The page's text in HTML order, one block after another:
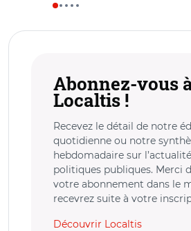
Abonnez-vous
Localtis !
Recevez le détail de notre
quotidienne ou notre
hebdomadaire sur
politiques publiques. Merci
votre abonnement dans le
recevrez suite à votre
Découvrir Localtis